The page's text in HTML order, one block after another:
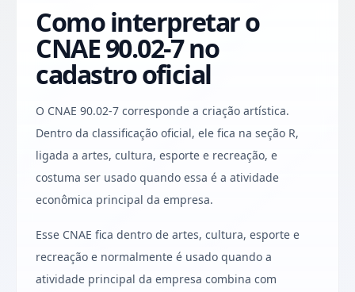
Como interpretar o
CNAE 90.02-7 no
cadastro oficial
O CNAE 90.02-7 corresponde a criação artística.
Dentro da classificação oficial, ele fica na seção R,
ligada a artes, cultura, esporte e recreação, e
costuma ser usado quando essa é a atividade
econômica principal da empresa.
Esse CNAE fica dentro de artes, cultura, esporte e
recreação e normalmente é usado quando a
atividade principal da empresa combina com